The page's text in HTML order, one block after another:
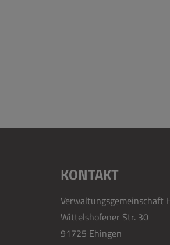
KONTAKT
Verwaltungsgemeinschaft
Wittelshofener Str. 30
91725 Ehingen